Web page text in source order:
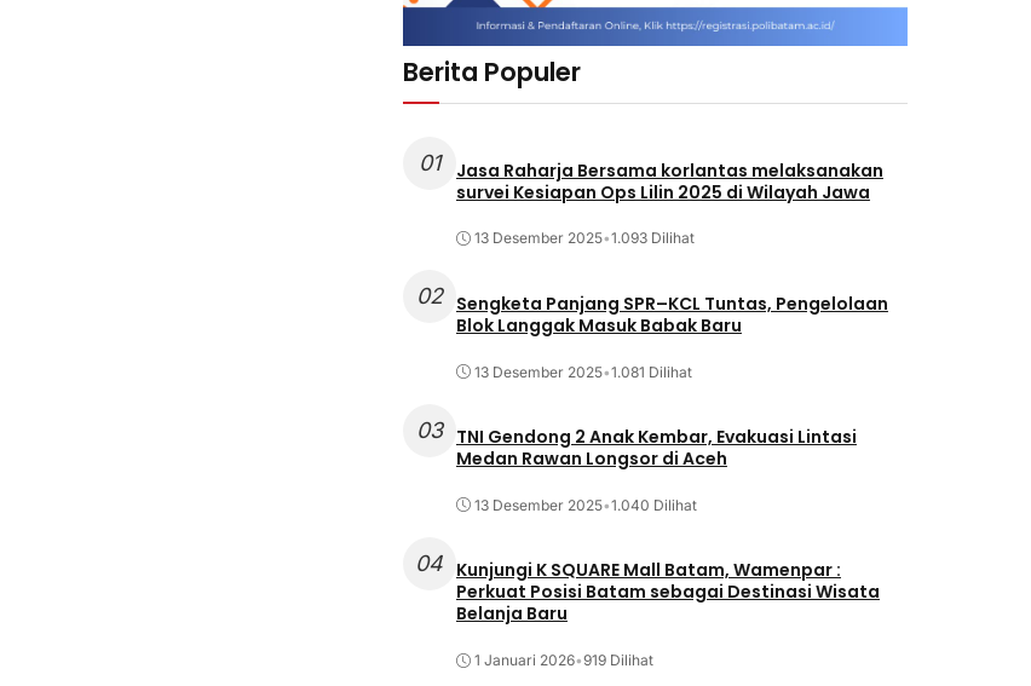
Berita Populer
01
Jasa Raharja Bersama korlantas melaksanakan
survei Kesiapan Ops Lilin 2025 di Wilayah Jawa
13 Desember 2025•1.093 Dilihat
02
Sengketa Panjang SPR–KCL Tuntas, Pengelolaan
Blok Langgak Masuk Babak Baru
13 Desember 2025•1.081 Dilihat
03
TNI Gendong 2 Anak Kembar, Evakuasi Lintasi
Medan Rawan Longsor di Aceh
13 Desember 2025•1.040 Dilihat
04 Kunjungi K SQUARE Mall Batam, Wamenpar :
Perkuat Posisi Batam sebagai Destinasi Wisata
Belanja Baru
1 Januari 2026•919 Dilihat